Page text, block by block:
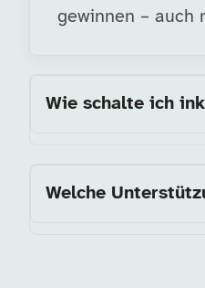
gewinnen – auch
Wie schalte ich
Welche